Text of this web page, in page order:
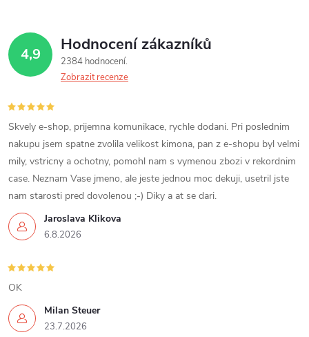
4,9 Hodnocení zákazníků
2384 hodnocení
Zobrazit recenze
Jaroslava Klikova
6.8.2026
Skvely e-shop, prijemna komunikace, rychle dodani. Pri poslednim
nakupu jsem spatne zvolila velikost kimona, pan z e-shopu byl velmi
mily, vstricny a ochotny, pomohl nam s vymenou zbozi v rekordnim
case. Neznam Vase jmeno, ale jeste jednou moc dekuji, usetril jste
nam starosti pred dovolenou ;-) Diky a at se dari.
Milan Steuer
23.7.2026
OK